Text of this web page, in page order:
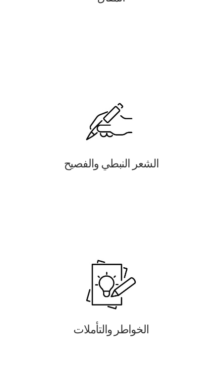
الشعر النبطي والفصيح
الخواطر والتأملات